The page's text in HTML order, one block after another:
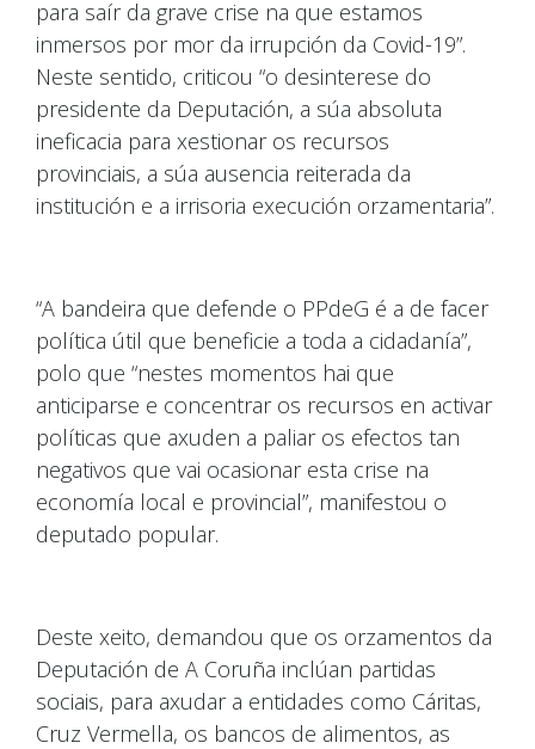
para saír da grave crise na que estamos
inmersos por mor da irrupción da Covid-19”.
Neste sentido, criticou “o desinterese do
presidente da Deputación, a súa absoluta
ineficacia para xestionar os recursos
provinciais, a súa ausencia reiterada da
institución e a irrisoria execución orzamentaria”.
“A bandeira que defende o PPdeG é a de facer
política útil que beneficie a toda a cidadanía”,
polo que “nestes momentos hai que
anticiparse e concentrar os recursos en activar
políticas que axuden a paliar os efectos tan
negativos que vai ocasionar esta crise na
economía local e provincial”, manifestou o
deputado popular.
Deste xeito, demandou que os orzamentos da
Deputación de A Coruña inclúan partidas
sociais, para axudar a entidades como Cáritas,
Cruz Vermella, os bancos de alimentos, as